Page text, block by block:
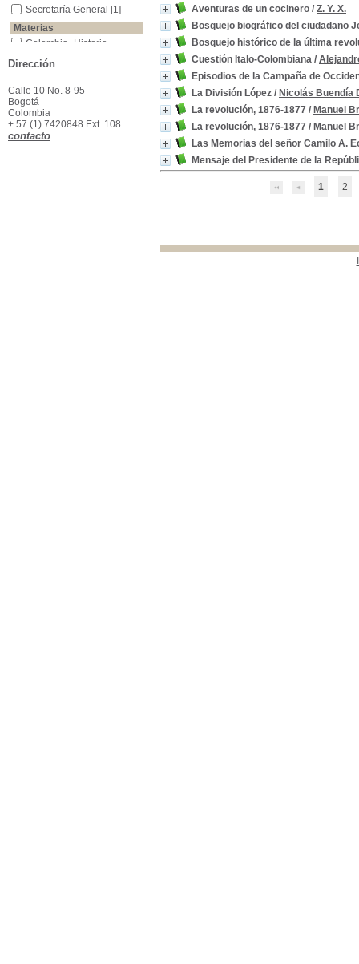
Aventuras de un cocinero / Z. Y. X.
Bosquejo biográfico del ciudadano
Bosquejo histórico de la última
Cuestión Italo-Colombiana /
Episodios de la Campaña de
La División López / Nicolás Buendía
La revolución, 1876-1877 / Manuel
La revolución, 1876-1877 / Manuel
Las Memorias del señor Camilo A.
Mensaje del Presidente de la
1 2
Secretaría General
Secretaría General [1]
Materias
Colombia -Historia -Guerra Civil, 1876
Colombia -Historia -
Colombia -Historia -Guerras civiles, 1830-1902
Colombia -Historia -
1902[9]
Colombia -Historia -Estados Unidos de Colombia, 1863-1885
Colombia -Historia -
Estados Unidos de
Colombia, 1863-1885
Colombia--Política y gobierno--Siglo XIX
Colombia--Política y
Dirección
Calle 10 No. 8-95
Bogotá
Colombia
+ 57 (1) 7420848 Ext. 108
contacto